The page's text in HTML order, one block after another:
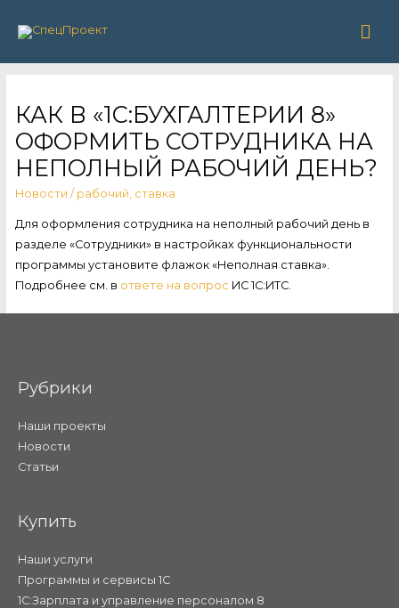
КАК В «1С:БУХГАЛТЕРИИ 8»
ОФОРМИТЬ СОТРУДНИКА НА
НЕПОЛНЫЙ РАБОЧИЙ ДЕНЬ?
Новости / рабочий ставка
Для оформления сотрудника на неполный рабочий день в
разделе «Сотрудники» в настройках функциональности
программы установите флажок «Неполная ставка».
Подробнее см. в ответе на вопрос ИС 1С:ИТС.
Рубрики
Наши проекты
Новости
Статьи
Купить
Наши услуги
Программы и сервисы 1С
1С:Зарплата и управление персоналом 8